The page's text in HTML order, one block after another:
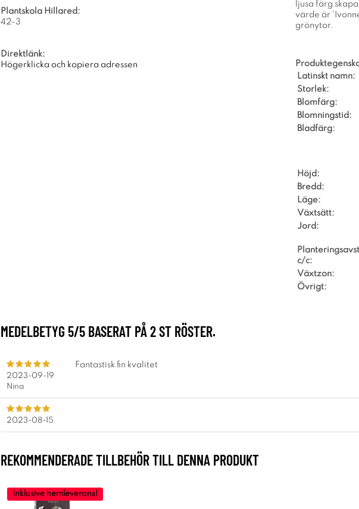
ljusa färg
värde är
grönytor.
Latinskt namn:
Storlek:
Blomfärg:
Blomningstid:
Bladfärg:
Höjd:
Bredd:
Läge:
Växtsätt:
Jord:
c/c:
Växtzon:
Övrigt:
Plantskola Hillared:
42-3
Direktlänk:
Högerklicka och kopiera adressen
MEDELBETYG 5/5 BASERAT PÅ2ST RÖSTER.
2023-09-19
Nina
Fantastisk fin kvalitet
2023-08-15
REKOMMENDERADE TILLBEHÖR TILL DENNA PRODUKT
Inklusive hemleverans!